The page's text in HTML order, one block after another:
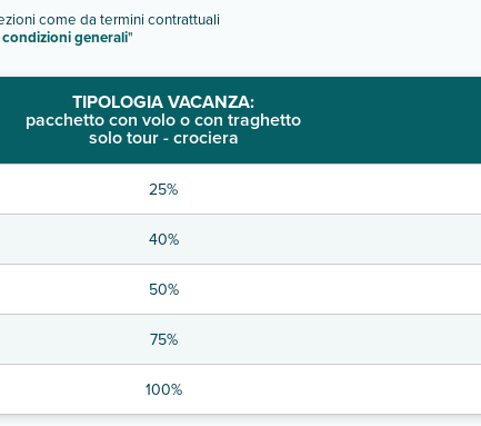
come da termini contrattuali
generali"
TIPOLOGIA VACANZA:
pacchetto con volo o con traghetto
solo tour - crociera
25%
40%
50%
75%
100%